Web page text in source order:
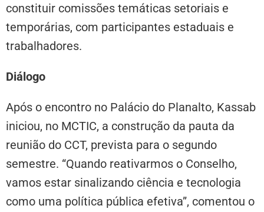
constituir comissões temáticas setoriais e
temporárias, com participantes estaduais e
trabalhadores.
Diálogo
Após o encontro no Palácio do Planalto, Kassab
iniciou, no MCTIC, a construção da pauta da
reunião do CCT, prevista para o segundo
semestre. “Quando reativarmos o Conselho,
vamos estar sinalizando ciência e tecnologia
como uma política pública efetiva”, comentou o